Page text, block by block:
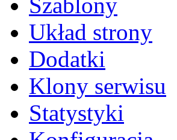
Układ strony
Dodatki
Klony serwisu
Statystyki